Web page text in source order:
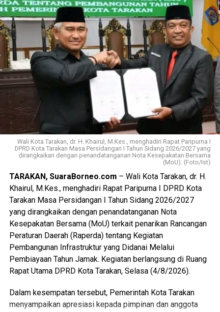
Wali Kota Tarakan, dr. H. Khairul, M.Kes., menghadiri Rapat Paripurna I
DPRD Kota Tarakan Masa Persidangan I Tahun Sidang 2026/2027 yang
dirangkaikan dengan penandatanganan Nota Kesepakatan Bersama
(MoU). (Foto/Ist)
TARAKAN, SuaraBorneo.com – Wali Kota Tarakan, dr. H.
Khairul, M.Kes., menghadiri Rapat Paripurna I DPRD Kota
Tarakan Masa Persidangan I Tahun Sidang 2026/2027
yang dirangkaikan dengan penandatanganan Nota
Kesepakatan Bersama (MoU) terkait penarikan Rancangan
Peraturan Daerah (Raperda) tentang Kegiatan
Pembangunan Infrastruktur yang Didanai Melalui
Pembiayaan Tahun Jamak. Kegiatan berlangsung di Ruang
Rapat Utama DPRD Kota Tarakan, Selasa (4/8/2026).
Dalam kesempatan tersebut, Pemerintah Kota Tarakan
menyampaikan apresiasi kepada pimpinan dan anggota